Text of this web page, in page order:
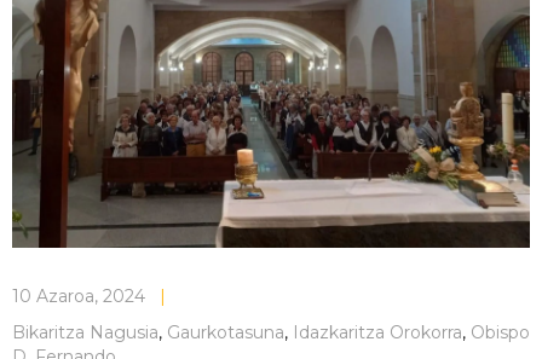
10 Azaroa, 2024
|
Bikaritza Nagusia, Gaurkotasuna, Idazkaritza Orokorra, Obispo